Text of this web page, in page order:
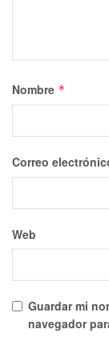
Nombre *
Correo
Web
Guardar mi
navegador